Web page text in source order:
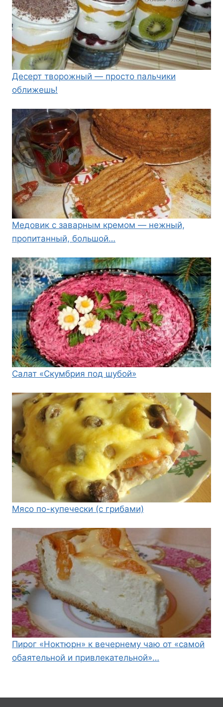
Десерт творожный — просто пальчики
оближешь!
Медовик с заварным кремом — нежный,
пропитанный, большой…
Салат «Скумбрия под шубой»
Мясо по-купечески (с грибами)
Пирог «Ноктюрн» к вечернему чаю от «самой
обаятельной и привлекательной»…